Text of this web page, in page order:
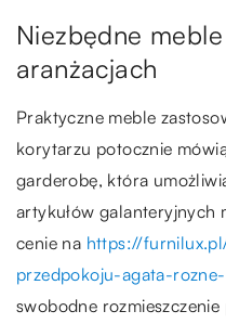
Niezbędne
aranżacjach
Praktyczne meble
korytarzu potocznie
garderobę, która
artykułów galanteryjnych
cenie na https://
przedpokoju-agata-
swobodne